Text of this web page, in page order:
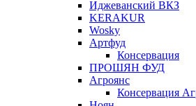
Иджеванский ВКЗ
KERAKUR
Wosky
Артфуд
Консервация
ПРОШЯН ФУД
Агроянс
Консервация